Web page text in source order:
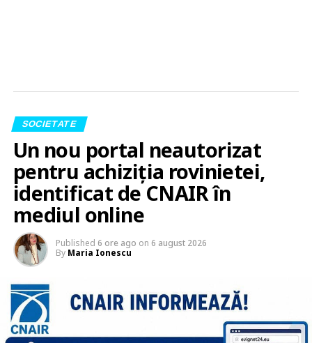
SOCIETATE
Un nou portal neautorizat
pentru achiziția rovinietei,
identificat de CNAIR în
mediul online
Published 6 ore ago on 6 august 2026
By Maria Ionescu